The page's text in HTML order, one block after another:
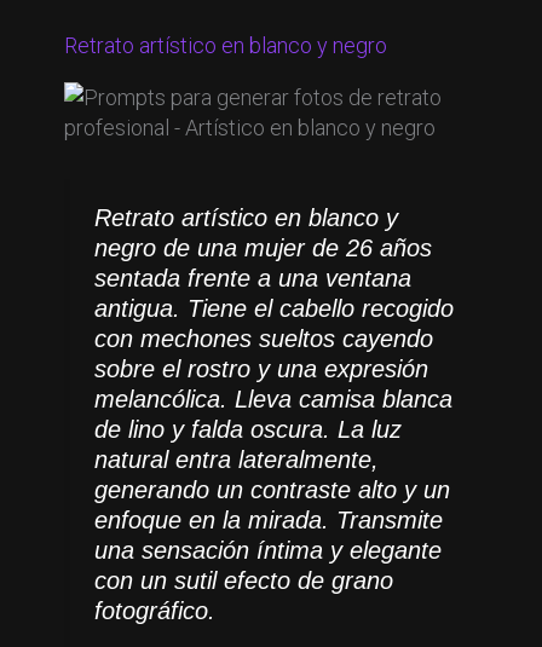
Retrato artístico en blanco y negro
Retrato artístico en blanco y
negro de una mujer de 26 años
sentada frente a una ventana
antigua. Tiene el cabello recogido
con mechones sueltos cayendo
sobre el rostro y una expresión
melancólica. Lleva camisa blanca
de lino y falda oscura. La luz
natural entra lateralmente,
generando un contraste alto y un
enfoque en la mirada. Transmite
una sensación íntima y elegante
con un sutil efecto de grano
fotográfico.